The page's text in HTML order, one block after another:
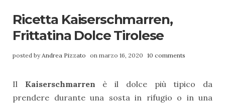
Ricetta Kaiserschmarren,
Frittatina Dolce Tirolese
posted by Andrea Pizzato on marzo 16, 2020 10 comments
Il Kaiserschmarren è il dolce più tipico da
prendere durante una sosta in rifugio o in una